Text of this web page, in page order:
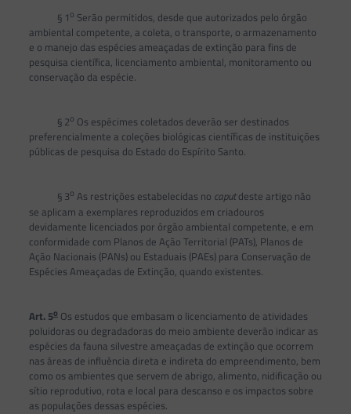
§ 1o Serão permitidos, desde que autorizados pelo órgão
ambiental competente, a coleta, o transporte, o armazenamento
e o manejo das espécies ameaçadas de extinção para fins de
pesquisa científica, licenciamento ambiental, monitoramento ou
conservação da espécie.
§ 2o Os espécimes coletados deverão ser destinados
preferencialmente a coleções biológicas científicas de instituições
públicas de pesquisa do Estado do Espírito Santo.
§ 3o As restrições estabelecidas no caputdeste artigo não
se aplicam a exemplares reproduzidos em criadouros
devidamente licenciados por órgão ambiental competente, e em
conformidade com Planos de Ação Territorial (PATs), Planos de
Ação Nacionais (PANs) ou Estaduais (PAEs) para Conservação de
Espécies Ameaçadas de Extinção, quando existentes.
Art. 5oOs estudos que embasam o licenciamento de atividades
poluidoras ou degradadoras do meio ambiente deverão indicar as
espécies da fauna silvestre ameaçadas de extinção que ocorrem
nas áreas de influência direta e indireta do empreendimento, bem
como os ambientes que servem de abrigo, alimento, nidificação ou
sítio reprodutivo, rota e local para descanso e os impactos sobre
as populações dessas espécies.